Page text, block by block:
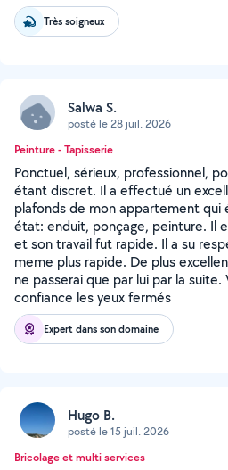
Très soigneux
Salwa S.
posté le 28 juil. 2026
Peinture - Tapisserie
Ponctuel, sérieux, professionnel,
étant discret. Il a effectué un
plafonds de mon appartement qui
état: enduit, ponçage, peinture. Il
et son travail fut rapide. Il a su
meme plus rapide. De plus
ne passerai que par lui par la suite.
confiance les yeux fermés
Expert dans son domaine
Hugo B.
posté le 15 juil. 2026
Bricolage et multi services